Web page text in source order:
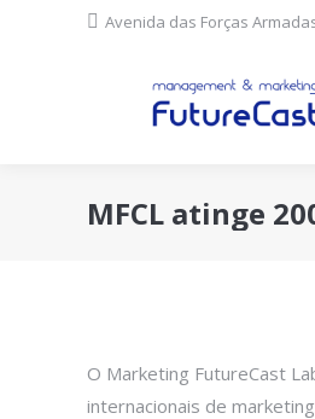
Avenida das Forças
MFCL atinge
O Marketing FutureCast
internacionais de